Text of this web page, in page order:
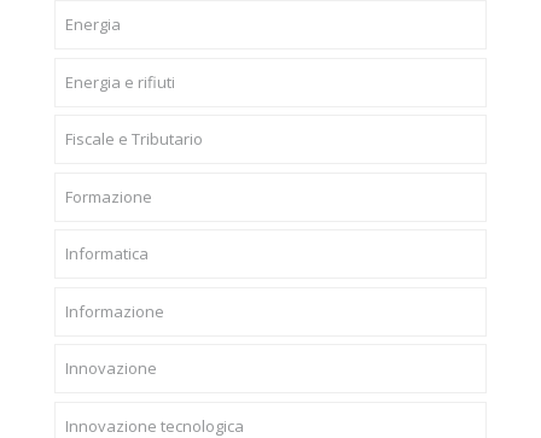
Energia
Energia e rifiuti
Fiscale e Tributario
Formazione
Informatica
Informazione
Innovazione
Innovazione tecnologica